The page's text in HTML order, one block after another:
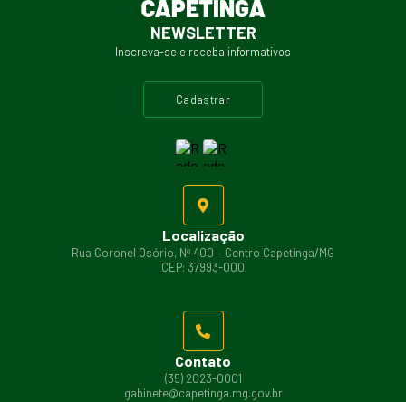
Localização
Rua Coronel Osório, Nº 400 – Centro Capetinga/MG
CEP: 37993-000
Contato
(35) 2023-0001
gabinete@capetinga.mg.gov.br
NEWSLETTER
Inscreva-se e receba informativos
cadastrar